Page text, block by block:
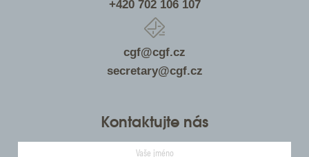
+420 702 106 107
cgf@cgf.cz
secretary@cgf.cz
Kontaktujte nás